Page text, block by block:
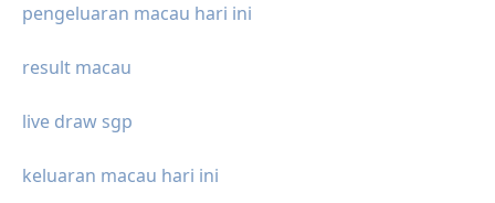
pengeluaran macau hari ini
result macau
live draw sgp
keluaran macau hari ini